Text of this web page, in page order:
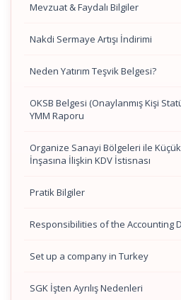
Mevzuat & Faydalı Bilgiler
Nakdi Sermaye Artışı İndirimi
Neden Yatırım Teşvik Belgesi?
OKSB Belgesi (Onaylanmış Kişi
YMM Raporu
Organize Sanayi Bölgeleri ile
İnşasına İlişkin KDV İstisnası
Pratik Bilgiler
Responsibilities of the Accounting
Set up a company in Turkey
SGK İşten Ayrılış Nedenleri